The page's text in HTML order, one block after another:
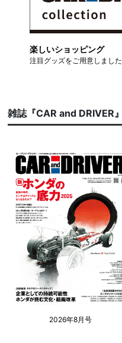
楽しいショッピング
注目グッズをご用意しました
雑誌『CAR and DRIVER
2026年8月号